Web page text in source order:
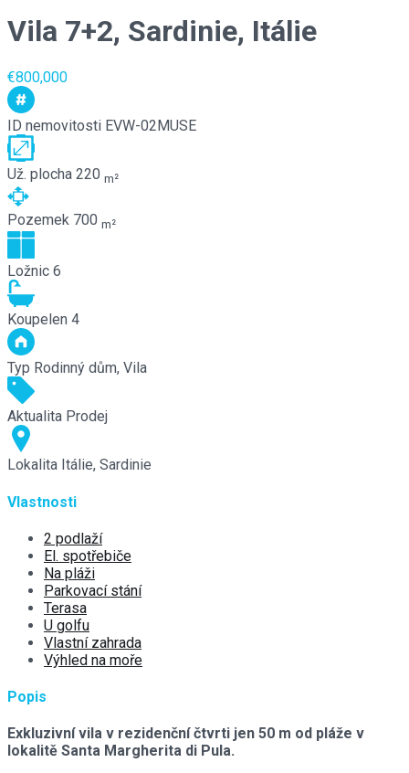
Vila 7+2, Sardinie, Itálie
€800,000
ID nemovitosti EVW-02MUSE
Už. plocha 220 m²
Pozemek 700 m²
Ložnic 6
Koupelen 4
Typ Rodinný dům, Vila
Aktualita Prodej
Lokalita Itálie, Sardinie
Vlastnosti
2 podlaží
El. spotřebiče
Na pláži
Parkovací stání
Terasa
U golfu
Vlastní zahrada
Výhled na moře
Popis
Exkluzivní vila v rezidenční čtvrti jen 50 m od pláže v
lokalitě Santa Margherita di Pula.